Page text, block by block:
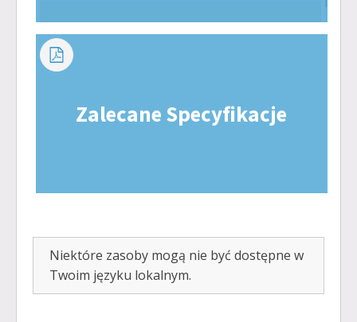
Zalecane Specyfikacje
Niektóre zasoby mogą nie być dostępne w
Twoim języku lokalnym.